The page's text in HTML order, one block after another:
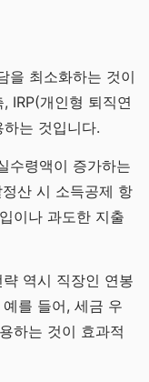
을 최소화하는 것이
IRP(개인형 퇴직연
는 것입니다.
수령액이 증가하는
산 시 소득공제 항
이나 과도한 지출
역시 직장인 연봉
를 들어, 세금 우
하는 것이 효과적